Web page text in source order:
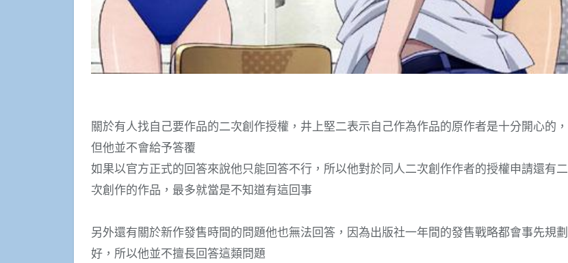
關於有人找自己要作品的二次創作授權，井上堅二表示自己作為作品的原作者是十分開心的，
但他並不會給予答覆
如果以官方正式的回答來說他只能回答不行，所以他對於同人二次創作作者的授權申請還有二
次創作的作品，最多就當是不知道有這回事
另外還有關於新作發售時間的問題他也無法回答，因為出版社一年間的發售戰略都會事先規劃
好，所以他並不擅長回答這類問題